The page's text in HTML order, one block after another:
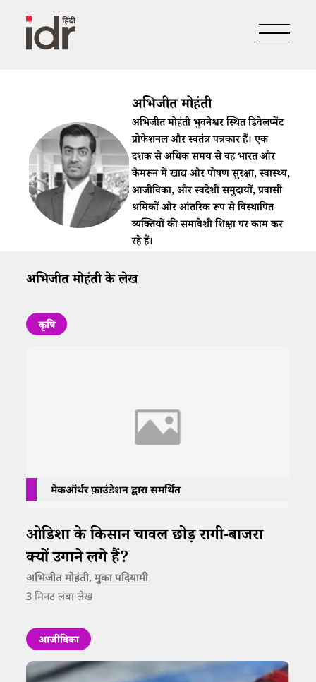
अभिजीत मोहंती
अभिजीत मोहंती भुवनेश्वर स्थित डिवेलप्मेंट
प्रोफेशनल और स्वतंत्र पत्रकार हैं। एक
दशक से अधिक समय से वह भारत और
कैमरून में खाद्य और पोषण सुरक्षा, स्वास्थ्य,
आजीविका, और स्वदेशी समुदायों, प्रवासी
श्रमिकों और आंतरिक रूप से विस्थापित
व्यक्तियों की समावेशी शिक्षा पर काम कर
रहे हैं।
अभिजीत मोहंती के लेख
कृषि
मैकऑर्थर फ़ाउंडेशन द्वारा समर्थित
ओडिशा के किसान चावल छोड़ रागी-बाजरा
क्यों उगाने लगे हैं?
अभिजीत मोहंती,मुका पदियामी
3 मिनट लंबा लेख
आजीविका